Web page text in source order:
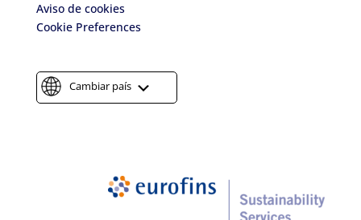
Aviso de cookies
Cookie Preferences
Cambiar país